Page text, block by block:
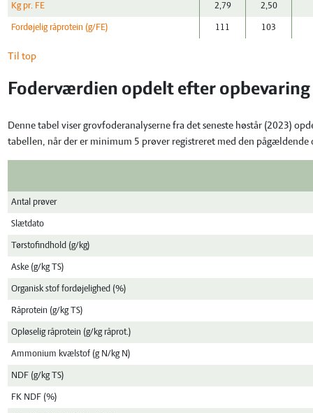
Kg pr. FE 2,79 2,50
Fordøjelig råprotein (g/FE) 111 103
Til top
Foderværdien opdelt efter opbevaring
Denne tabel viser grovfoderanalyserne fra det seneste høstår (2023)
tabellen, når der er minimum 5 prøver registreret med den pågældende
Antal prøver
Slætdato
Tørstofindhold (g/kg)
Aske (g/kg TS)
Organisk stof fordøjelighed (%)
Råprotein (g/kg TS)
Opløselig råprotein (g/kg råprot.)
Ammonium kvælstof (g N/kg N)
NDF (g/kg TS)
FK NDF (%)